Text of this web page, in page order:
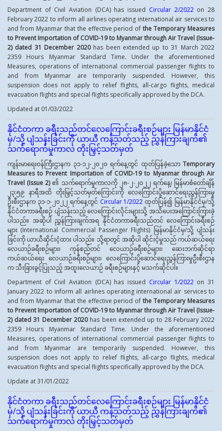
Department of Civil Aviation (DCA) has issued Circular 2/2022on 28
February 2022 to inform all airlines operating international air services to
and from Myanmar that the effective period ofthe Temporary Measures
to Prevent Importation of COVID-19 to Myanmar through Air Travel (Issue-
2) dated 31 December 2020has been extended up to 31 March 2022
2359 Hours Myanmar Standard Time. Under the aforementioned
Measures, operations of international commercial passenger flights to
and from Myanmar are temporarily suspended. However, this
suspension does not apply to relief flights, all-cargo flights, medical
evacuation flights and special flights specifically approved by the DCA.
Updated at 01/03/2022
နိုင်ငံတကာ ခရီးသည်တင်လေကြောင်းခရီးစဉ်များ မြန်မာနိုင်ငံ
မှ/သို့ ပျံသန်းခြင်းကို ယာယီ ကန့်သတ်သည့် ညွှန်ကြားချက်၏
သက်ရောက်မှုကာလ တိုးမြှင့်သတ်မှတ်
ကျန်းမာရေးဝန်ကြီးဌာနက ၃၁-၁၂-၂၀၂၀ ရက်နေ့တွင် ထုတ်ပြန်ခဲ့သော Temporary
Measures to Prevent Importation of COVID-19to Myanmar through Air
Travel (Issue 2)၏ သက်ရောက်မှုကာလကို ၂၈-၂-၂၀၂၂ ရက်နေ့၊ မြန်မာစံတော်ချိန်
၂၃:၅၉ နာရီအထိ တိုးမြှင့်သတ်မှတ်ကြောင်းကို လေကြောင်းပို့ဆောင်ရေးညွှန်ကြားမှု
ဦးစီးဌာနက ၃၁-၁-၂၀၂၂ ရက်နေ့တွင် Circular 1/2022 ထုတ်ပြန်၍ မြန်မာနိုင်ငံမှ/သို့
နိုင်ငံတကာခရီးစဉ် ပျံသန်းသည့် လေကြောင်းလိုင်းများသို့ အသိပေးအကြောင်းကြားခဲ့
ပါသည်။ အဆိုပါ ညွှန်ကြားချက်အရ နိုင်ငံတကာခရီးသည်တင် လေကြောင်းခရီးစဉ်
များ (International Commercial Passenger Flights) မြန်မာနိုင်ငံမှ/သို့ ပျံသန်း
ခြင်းကို ယာယီဆိုင်းငံ့ထား ပါသည်။ သို့ရာတွင် အဆိုပါ ဆိုင်းငံ့မှုသည် ကယ်ဆယ်ရေး
လေယာဉ်ခရီးစဉ်များ၊ ကုန်စည်တင် လေယာဉ်ခရီးစဉ်များ၊ ဆေးဘက်ဆိုင်ရာ
ကယ်ဆယ်ရေး လေယာဉ်ခရီးစဉ်များ၊ လေကြောင်းပို့ဆောင်ရေးညွှန်ကြားမှုဦးစီးဌာန
က သီးခြားခွင့်ပြုသည့် အထူးလေယာဉ် ခရီးစဉ်များနှင့် မသက်ဆိုင်ပါ။
Department of Civil Aviation (DCA) has issued Circular 1/2022on 31
January 2022 to inform all airlines operating international air services to
and from Myanmar that the effective period ofthe Temporary Measures
to Prevent Importation of COVID-19 to Myanmar through Air Travel (Issue-
2) dated 31 December 2020has been extended up to 28 February 2022
2359 Hours Myanmar Standard Time. Under the aforementioned
Measures, operations of international commercial passenger flights to
and from Myanmar are temporarily suspended. However, this
suspension does not apply to relief flights, all-cargo flights, medical
evacuation flights and special flights specifically approved by the DCA.
Update at 31/01/2022
နိုင်ငံတကာ ခရီးသည်တင်လေကြောင်းခရီးစဉ်များ မြန်မာနိုင်ငံ
မှ/သို့ ပျံသန်းခြင်းကို ယာယီ ကန့်သတ်သည့် ညွှန်ကြားချက်၏
သက်ရောက်မှုကာလ တိုးမြှင့်သတ်မှတ်